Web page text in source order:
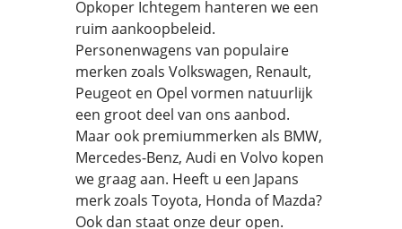
Opkoper Ichtegem hanteren we een
ruim aankoopbeleid.
Personenwagens van populaire
merken zoals Volkswagen, Renault,
Peugeot en Opel vormen natuurlijk
een groot deel van ons aanbod.
Maar ook premiummerken als BMW,
Mercedes-Benz, Audi en Volvo kopen
we graag aan. Heeft u een Japans
merk zoals Toyota, Honda of Mazda?
Ook dan staat onze deur open.